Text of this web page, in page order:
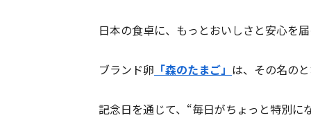
日本の食卓に、もっとおいしさと安心を
ブランド卵 「森のたまご」 は、その名の
記念日を通じて、“毎日がちょっと特別